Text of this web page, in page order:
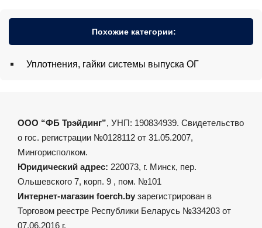
Похожие категории:
Уплотнения, гайки системы выпуска ОГ
ООО “ФБ Трэйдинг”, УНП: 190834939. Свидетельство
о гос. регистрации №0128112 от 31.05.2007,
Мингорисполком.
Юридический адрес: 220073, г. Минск, пер.
Ольшевского 7, корп. 9 , пом. №101
Интернет-магазин foerch.by зарегистрирован в
Торговом реестре Республики Беларусь №334203 от
07.06.2016 г.